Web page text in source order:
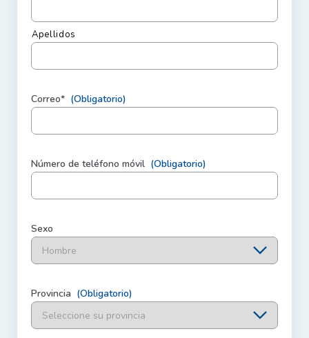
Apellidos
Correo* (Obligatorio)
Número de teléfono móvil (Obligatorio)
Sexo
Provincia (Obligatorio)